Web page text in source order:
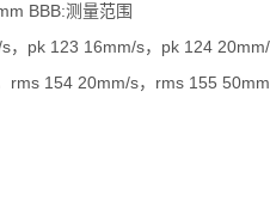
BBB:测量范围
pk 123 16mm/s，pk 124
rms 154 20mm/s，rms 155